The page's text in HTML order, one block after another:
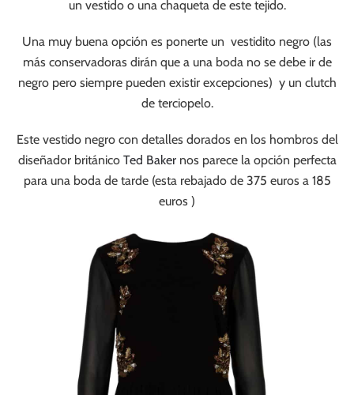
un vestido o una chaqueta de este tejido.
Una muy buena opción es ponerte un vestidito negro (las
más conservadoras dirán que a una boda no se debe ir de
negro pero siempre pueden existir excepciones) y un clutch
de terciopelo.
Este vestido negro con detalles dorados en los hombros del
diseñador británico Ted Baker nos parece la opción perfecta
para una boda de tarde (esta rebajado de 375 euros a 185
euros )